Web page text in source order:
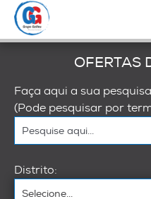
Saltar
para
o
Skip
main
Saltar
para
a
principal
Galileu
OFERTAS
Faça aqui a sua
(Pode pesquisar por
Distrito:
Sidebar
primária